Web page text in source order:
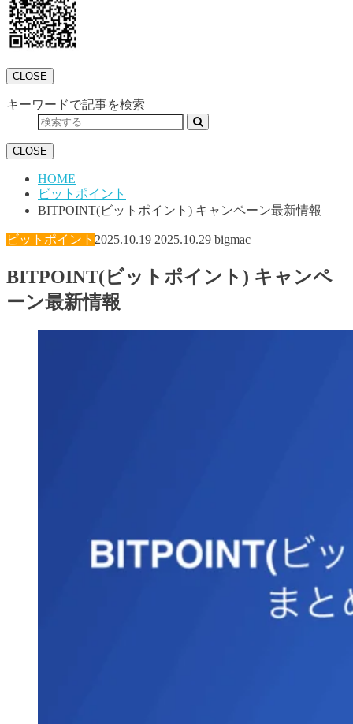
CLOSE
キーワードで記事を検索
CLOSE
HOME
ビットポイント
BITPOINT(ビットポイント) キャンペーン最新情報
ビットポイント 2025.10.19 2025.10.29 bigmac
BITPOINT(ビットポイント) キャンペ
ーン最新情報